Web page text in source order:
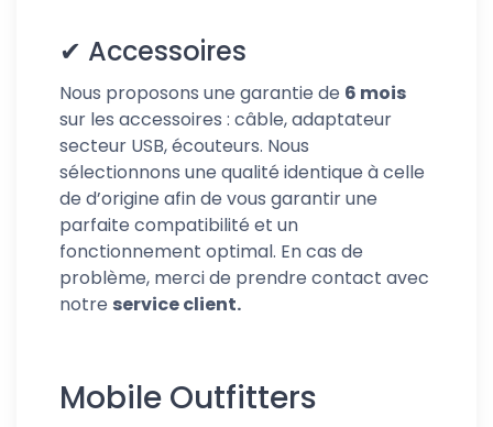
✔ Accessoires
Nous proposons une garantie de 6 mois
sur les accessoires : câble, adaptateur
secteur USB, écouteurs. Nous
sélectionnons une qualité identique à celle
de d’origine afin de vous garantir une
parfaite compatibilité et un
fonctionnement optimal. En cas de
problème, merci de prendre contact avec
notre service client.
Mobile Outfitters